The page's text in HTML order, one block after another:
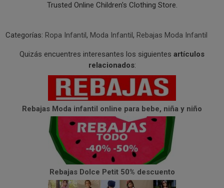
Trusted Online Children's Clothing Store.
Categorías: Ropa Infantil, Moda Infantil, Rebajas Moda Infantil
Quizás encuentres interesantes los siguientes artículos
relacionados:
Rebajas Moda infantil online para bebe, niña y niño
Rebajas Dolce Petit 50% descuento